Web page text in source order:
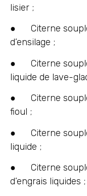
lisier ;
● Citerne souple
d’ensilage ;
● Citerne
liquide de lave-
● Citerne
fioul ;
● Citerne souple
liquide ;
● Citerne
d’engrais liquides ;